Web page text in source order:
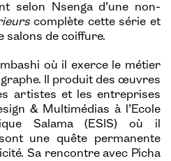
selon Nsenga d’une non-
complète cette série et
salons de coiffure.
où il exerce le métier
Il produit des œuvres
artistes et les entreprises
& Multimédias à l’Ecole
Salama (ESIS) où il
une quête permanente
Sa rencontre avec Picha